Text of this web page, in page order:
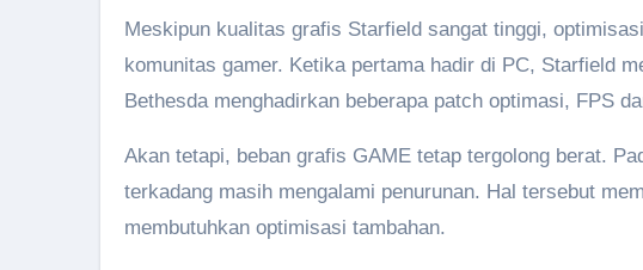
Meskipun kualitas grafis Starfield sangat tinggi,
komunitas gamer. Ketika pertama hadir di PC, Starfield
Bethesda menghadirkan beberapa patch optimasi, FPS
Akan tetapi, beban grafis GAME tetap tergolong berat.
terkadang masih mengalami penurunan. Hal tersebut
membutuhkan optimisasi tambahan.